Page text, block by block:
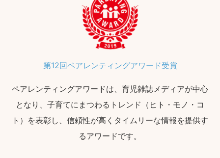
第12回ペアレンティングアワード受賞
ペアレンティングアワードは、育児雑誌メディアが中心
となり、子育てにまつわるトレンド（ヒト・モノ・コ
ト）を表彰し、信頼性が高くタイムリーな情報を提供す
るアワードです。